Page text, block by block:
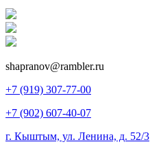
shapranov@rambler.ru
+7 (919) 307-77-00
+7 (902) 607-40-07
г. Кыштым, ул. Ленина, д. 52/3